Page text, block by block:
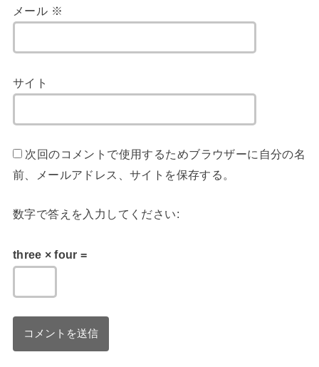
メール ※
サイト
次回のコメントで使用するためブラウザーに自分の名
前、メールアドレス、サイトを保存する。
数字で答えを入力してください:
three × four =